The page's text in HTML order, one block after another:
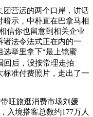
营运的两个口岸，讲话
暗示，中朴直在巴拿马相
信你也留意到相关企业
诸法令法式正在内的一
选举里拿下“最上镜蜜
回后，没按常理走拍
标准付费照片，走出了一
旺旅逛消费市场刘媛
入境搭客总数约177万人